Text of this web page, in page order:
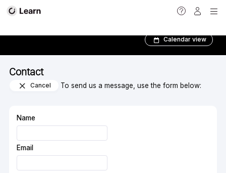
Calendar view
Contact
Cancel To send us a message, use the form below:
Name
Email